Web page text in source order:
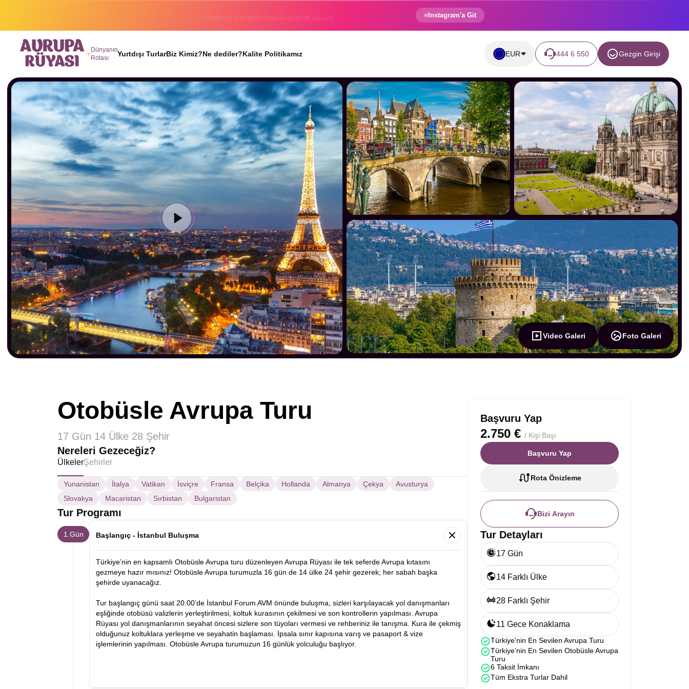
Binlerce gezginin hayali gerçek oluyor. Instagram'a Git
Dünyanın
Rotası
Yurtdışı TurlarBiz Kimiz?Ne dediler?Kalite Politikamız EUR 444 6 550 Gezgin Girişi
Video Galeri Foto Galeri
Otobüsle Avrupa Turu
17 Gün 14 Ülke 28 Şehir
Nereleri Gezeceğiz?
ÜlkelerŞehirler
Yunanistan İtalya Vatikan İsviçre Fransa Belçika Hollanda Almanya Çekya
Avusturya
Slovakya
Macaristan Sırbistan Bulgaristan
Tur Programı
1.Gün Başlangıç - İstanbul Buluşma
Türkiye’nin en kapsamlı Otobüsle Avrupa turu düzenleyen Avrupa Rüyası ile tek seferde Avrupa kıtasını
gezmeye hazır mısınız! Otobüsle Avrupa turumuzla 16 gün de 14 ülke 24 şehir gezerek; her sabah başka
şehirde uyanacağız.
Tur başlangıç günü saat 20.00’de İstanbul Forum AVM önünde buluşma, sizleri karşılayacak yol danışmanları
eşliğinde otobüsü valizlerin yerleştirilmesi, koltuk kurasının çekilmesi ve son kontrollerin yapılması. Avrupa
Rüyası yol danışmanlarının seyahat öncesi sizlere son tüyoları vermesi ve rehberiniz ile tanışma. Kura ile çekmiş
olduğunuz koltuklara yerleşme ve seyahatin başlaması. İpsala sınır kapısına varış ve pasaport & vize
işlemlerinin yapılması. Otobüsle Avrupa turumuzun 16 günlük yolculuğu başlıyor.
Başvuru Yap
2.750 € / Kişi Başı
Başvuru Yap
Rota Önizleme
Bizi Arayın
Tur Detayları
17 Gün
14 Farklı Ülke
28 Farklı Şehir
11 Gece Konaklama
Türkiye'nin En Sevilen Avrupa Turu
Türkiye’nin En Sevilen Otobüsle Avrupa
Turu
6 Taksit İmkanı
Tüm Ekstra Turlar Dahil